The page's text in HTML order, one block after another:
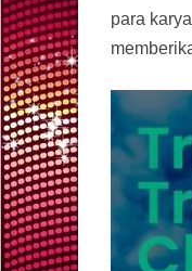
para